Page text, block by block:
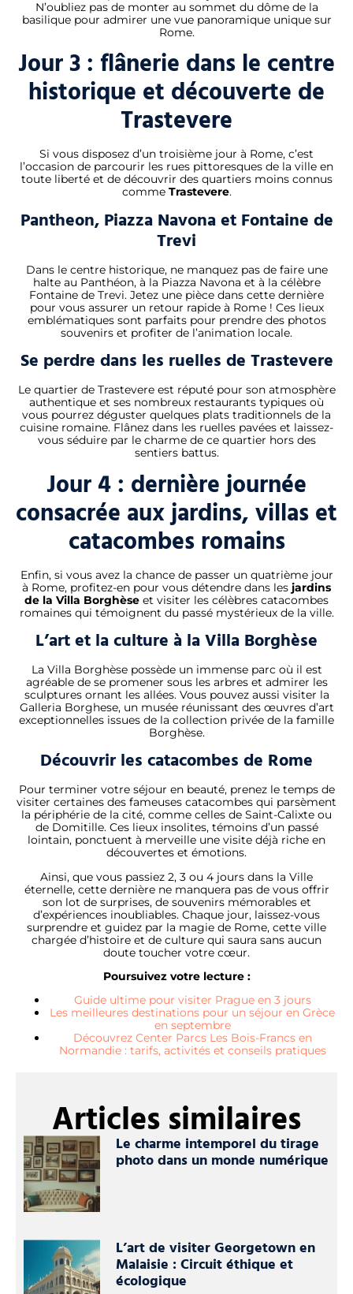
Articles similaires
Le charme intemporel du tirage
photo dans un monde numérique
L’art de visiter Georgetown en
Malaisie : Circuit éthique et
écologique
N’oubliez pas de monter au sommet du dôme de la
basilique pour admirer une vue panoramique unique sur
Rome.
Jour 3 : flânerie dans le centre
historique et découverte de
Trastevere
Si vous disposez d’un troisième jour à Rome, c’est
l’occasion de parcourir les rues pittoresques de la ville en
toute liberté et de découvrir des quartiers moins connus
comme Trastevere.
Pantheon, Piazza Navona et Fontaine de
Trevi
Dans le centre historique, ne manquez pas de faire une
halte au Panthéon, à la Piazza Navona et à la célèbre
Fontaine de Trevi. Jetez une pièce dans cette dernière
pour vous assurer un retour rapide à Rome ! Ces lieux
emblématiques sont parfaits pour prendre des photos
souvenirs et profiter de l’animation locale.
Se perdre dans les ruelles de Trastevere
Le quartier de Trastevere est réputé pour son atmosphère
authentique et ses nombreux restaurants typiques où
vous pourrez déguster quelques plats traditionnels de la
cuisine romaine. Flânez dans les ruelles pavées et laissez-
vous séduire par le charme de ce quartier hors des
sentiers battus.
Jour 4 : dernière journée
consacrée aux jardins, villas et
catacombes romains
Enfin, si vous avez la chance de passer un quatrième jour
à Rome, profitez-en pour vous détendre dans les jardins
de la Villa Borghèse et visiter les célèbres catacombes
romaines qui témoignent du passé mystérieux de la ville.
L’art et la culture à la Villa Borghèse
La Villa Borghèse possède un immense parc où il est
agréable de se promener sous les arbres et admirer les
sculptures ornant les allées. Vous pouvez aussi visiter la
Galleria Borghese, un musée réunissant des œuvres d’art
exceptionnelles issues de la collection privée de la famille
Borghèse.
Découvrir les catacombes de Rome
Pour terminer votre séjour en beauté, prenez le temps de
visiter certaines des fameuses catacombes qui parsèment
la périphérie de la cité, comme celles de Saint-Calixte ou
de Domitille. Ces lieux insolites, témoins d’un passé
lointain, ponctuent à merveille une visite déjà riche en
découvertes et émotions.
Ainsi, que vous passiez 2, 3 ou 4 jours dans la Ville
éternelle, cette dernière ne manquera pas de vous offrir
son lot de surprises, de souvenirs mémorables et
d’expériences inoubliables. Chaque jour, laissez-vous
surprendre et guidez par la magie de Rome, cette ville
chargée d’histoire et de culture qui saura sans aucun
doute toucher votre cœur.
Poursuivez votre lecture :
Guide ultime pour visiter Prague en 3 jours
Les meilleures destinations pour un séjour en Grèce
en septembre
Découvrez Center Parcs Les Bois-Francs en
Normandie : tarifs, activités et conseils pratiques